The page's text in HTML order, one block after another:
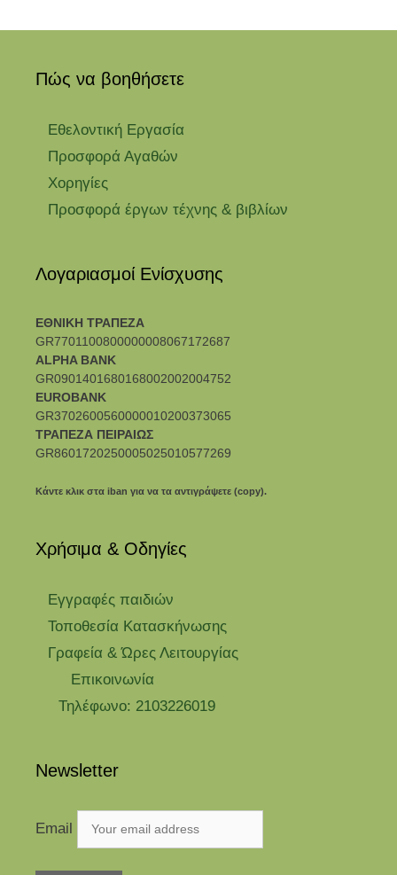
Πώς να βοηθήσετε
Εθελοντική Εργασία
Προσφορά Αγαθών
Χορηγίες
Προσφορά έργων τέχνης & βιβλίων
Λογαριασμοί Ενίσχυσης
ΕΘΝΙΚΗ ΤΡΑΠΕΖΑ
GR7701100800000008067172687
ALPHA BANK
GR0901401680168002002004752
EUROBANK
GR3702600560000010200373065
ΤΡΑΠΕΖΑ ΠΕΙΡΑΙΩΣ
GR8601720250005025010577269
Κάντε κλικ στα iban για να τα αντιγράψετε (copy).
Χρήσιμα & Οδηγίες
Eγγραφές παιδιών
Τοποθεσία Κατασκήνωσης
Γραφεία & Ώρες Λειτουργίας
Επικοινωνία
Τηλέφωνο: 2103226019
Newsletter
Email